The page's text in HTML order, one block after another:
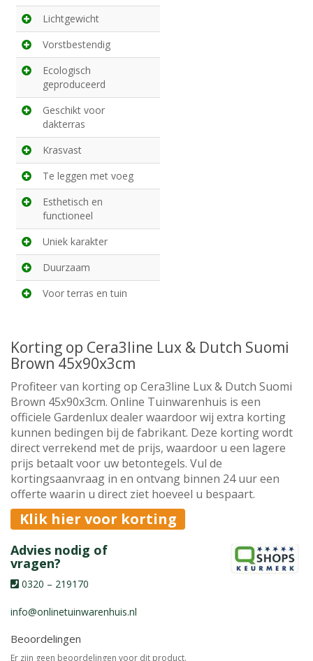
Lichtgewicht
Vorstbestendig
Ecologisch
geproduceerd
Geschikt voor
dakterras
Krasvast
Te leggen met voeg
Esthetisch en
functioneel
Uniek karakter
Duurzaam
Voor terras en tuin
Korting op Cera3line Lux & Dutch Suomi
Brown 45x90x3cm
Profiteer van korting op Cera3line Lux & Dutch Suomi
Brown 45x90x3cm. Online Tuinwarenhuis is een
officiele Gardenlux dealer waardoor wij extra korting
kunnen bedingen bij de fabrikant. Deze korting wordt
direct verrekend met de prijs, waardoor u een lagere
prijs betaalt voor uw betontegels. Vul de
kortingsaanvraag in en ontvang binnen 24 uur een
offerte waarin u direct ziet hoeveel u bespaart.
Klik hier voor korting
Advies nodig of
vragen?
0320 – 219170
info@onlinetuinwarenhuis.nl
Beoordelingen
Er zijn geen beoordelingen voor dit product.